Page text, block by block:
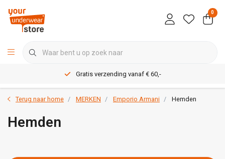
0
Gratis verzending vanaf € 60,-
Terug naar home MERKEN Emporio Armani Hemden
Hemden